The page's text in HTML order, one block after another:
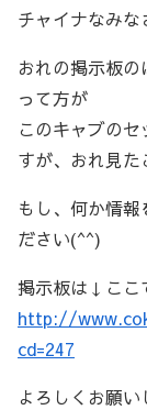
チャイナなみ
おれの掲示板
って方が
このキャブの
すが、おれ見た
もし、何か情
ださい(^^)
掲示板は↓ここ
http://
cd=247
よろしくお願